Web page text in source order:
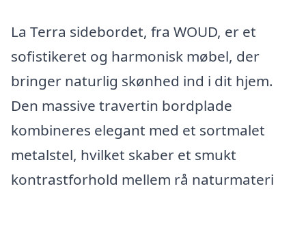
La Terra sidebordet, fra WOUD, er et
sofistikeret og harmonisk møbel, der
bringer naturlig skønhed ind i dit hjem.
Den massive travertin bordplade
kombineres elegant med et sortmalet
metalstel, hvilket skaber et smukt
kontrastforhold mellem rå naturmateri